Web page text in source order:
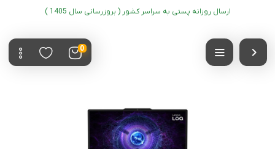
ارسال روزانه پستی به سراسر کشور ( بروزرسانی سال 1405 )
0